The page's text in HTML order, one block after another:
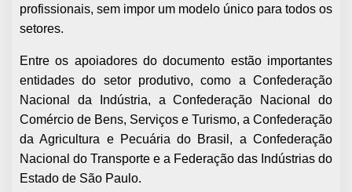
profissionais, sem impor um modelo único para todos os
setores.
Entre os apoiadores do documento estão importantes
entidades do setor produtivo, como a Confederação
Nacional da Indústria, a Confederação Nacional do
Comércio de Bens, Serviços e Turismo, a Confederação
da Agricultura e Pecuária do Brasil, a Confederação
Nacional do Transporte e a Federação das Indústrias do
Estado de São Paulo.